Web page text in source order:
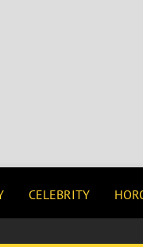
CELEBRITY